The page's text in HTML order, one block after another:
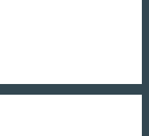
確性及適當性，如引用來源及內
有大量未經商標授權的賣家存